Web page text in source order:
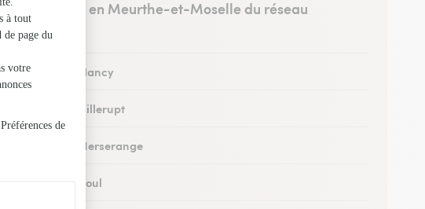
Les fleuristes en Meurthe-et-Moselle du réseau
Interflora
Fleuristes à Nancy
Fleuristes à Villerupt
Fleuristes à Herserange
Fleuristes à Toul